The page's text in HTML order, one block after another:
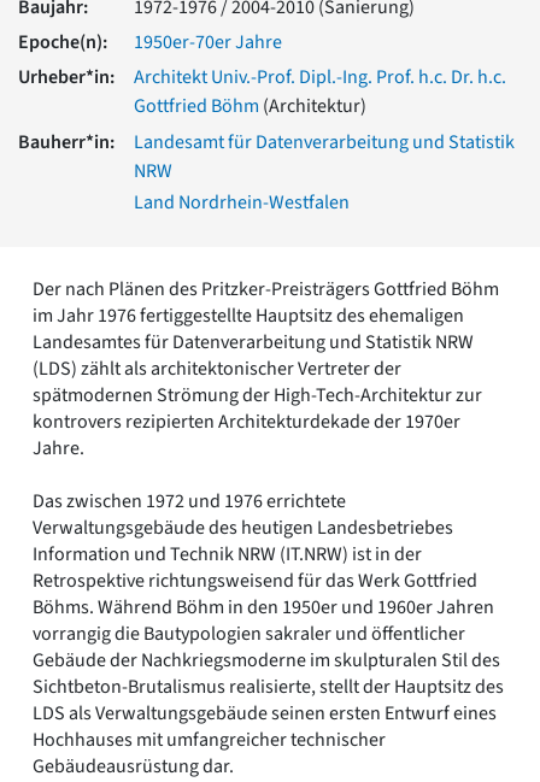
Romanik
Vorromanik
Römische Antike
Über baukunst-nrw
Fachbeirat
Freunde & Förderer
Datenschutz
Suchbegriff eingeben
Baujahr:
1972-1976 / 2004-2010 (Sanierung)
Epoche(n):
1950er-70er Jahre
Urheber*in:
Architekt Univ.-Prof. Dipl.-Ing. Prof. h.c. Dr. h.c.
Gottfried Böhm (Architektur)
Bauherr*in:
Landesamt für Datenverarbeitung und Statistik
NRW
Land Nordrhein-Westfalen
Der nach Plänen des Pritzker-Preisträgers Gottfried Böhm
im Jahr 1976 fertiggestellte Hauptsitz des ehemaligen
Landesamtes für Datenverarbeitung und Statistik NRW
(LDS) zählt als architektonischer Vertreter der
spätmodernen Strömung der High-Tech-Architektur zur
kontrovers rezipierten Architekturdekade der 1970er
Jahre.
Das zwischen 1972 und 1976 errichtete
Verwaltungsgebäude des heutigen Landesbetriebes
Information und Technik NRW (IT.NRW) ist in der
Retrospektive richtungsweisend für das Werk Gottfried
Böhms. Während Böhm in den 1950er und 1960er Jahren
vorrangig die Bautypologien sakraler und öffentlicher
Gebäude der Nachkriegsmoderne im skulpturalen Stil des
Sichtbeton-Brutalismus realisierte, stellt der Hauptsitz des
LDS als Verwaltungsgebäude seinen ersten Entwurf eines
Hochhauses mit umfangreicher technischer
Gebäudeausrüstung dar.